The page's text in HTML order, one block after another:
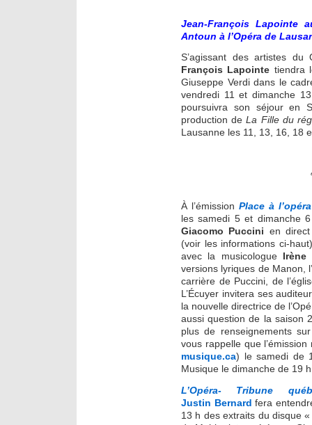
Jean-François Lapointe
Antoun à l’Opéra de
S’agissant des artistes
François Lapointe tiendra
Giuseppe Verdi dans le
vendredi 11 et dimanche
poursuivra son séjour en
production deLa Fille du
Lausanne les 11, 13, 16, 18
À l’émissionPlace à l’opéra
les samedi 5 et dimanche
Giacomo Puccini en
(voir les informations ci-
avec la musicologue
versions lyriques de Manon,
carrière de Puccini, de
L’Écuyer invitera ses
la nouvelle directrice de
aussi question de la saison
plus de renseignements
vous rappelle que l’émission
musique.ca) le samedi de
Musique le dimanche de 19
L’Opéra- Tribune
Justin Bernard fera
13 h des extraits du disque